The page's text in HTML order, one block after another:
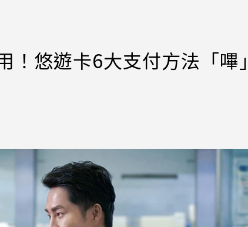
！悠遊卡6大支付方法「嗶